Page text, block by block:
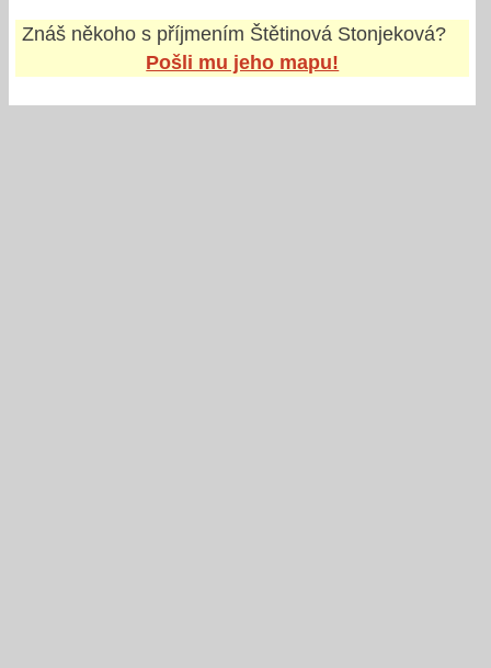
Znáš někoho s příjmením Štětinová Stonjeková?
Pošli mu jeho mapu!